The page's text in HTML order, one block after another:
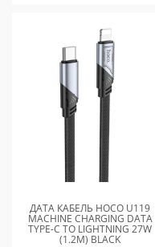
ДАТА КАБЕЛЬ HOCO U119
MACHINE CHARGING DATA
TYPE-C TO LIGHTNING 27W
(1.2M) BLACK